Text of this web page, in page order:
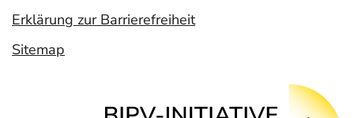
Erklärung zur Barrierefreiheit
Sitemap